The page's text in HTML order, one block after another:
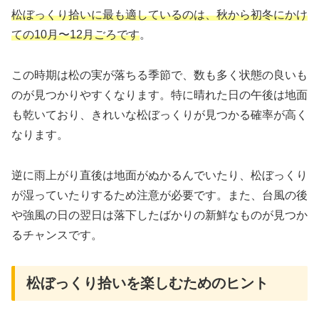
松ぼっくり拾いに最も適しているのは、秋から初冬にかけ
ての10月〜12月ごろです。
この時期は松の実が落ちる季節で、数も多く状態の良いも
のが見つかりやすくなります。特に晴れた日の午後は地面
も乾いており、きれいな松ぼっくりが見つかる確率が高く
なります。
逆に雨上がり直後は地面がぬかるんでいたり、松ぼっくり
が湿っていたりするため注意が必要です。また、台風の後
や強風の日の翌日は落下したばかりの新鮮なものが見つか
るチャンスです。
松ぼっくり拾いを楽しむためのヒント